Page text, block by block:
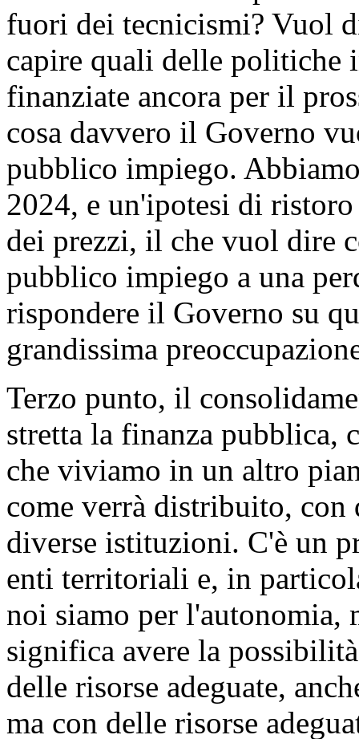
fuori dei tecnicismi? Vuol
capire quali delle politiche
finanziate ancora per il
cosa davvero il Governo
pubblico impiego.
2024, e un'ipotesi di
dei prezzi, il che vuol dire
pubblico impiego a una
rispondere il Governo su
grandissima
Terzo punto, il
stretta la finanza pubblica,
che viviamo in un altro
come verrà distribuito,
diverse istituzioni. C'è un
enti territoriali e, in
noi siamo per l'autonomia,
significa avere la
delle risorse adeguate,
ma con delle risorse